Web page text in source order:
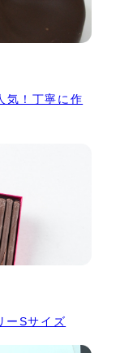
！丁寧に作
Sサイズ